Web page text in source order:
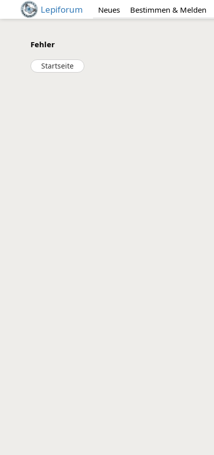
Lepiforum Neues Bestimmen & Melden
Fehler
Startseite